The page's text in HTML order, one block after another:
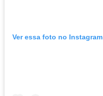
Ver essa foto no Instagram